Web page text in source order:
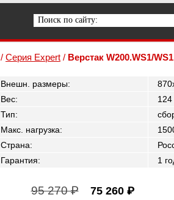
/ Серия Expert / Верстак W200.WS1/
Внешн. размеры:
Вес:
124
Тип:
Макс. нагрузка:
Страна:
Гарантия: 1
95 270 ₽ 75 260 ₽